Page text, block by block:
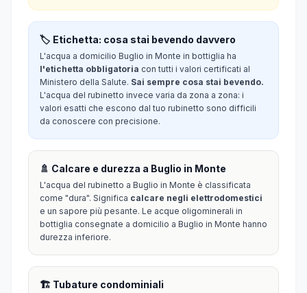
🏷️ Etichetta: cosa stai bevendo davvero
L'acqua a domicilio Buglio in Monte in bottiglia ha
l'etichetta obbligatoria con tutti i valori certificati al
Ministero della Salute. Sai sempre cosa stai bevendo.
L'acqua del rubinetto invece varia da zona a zona: i
valori esatti che escono dal tuo rubinetto sono difficili
da conoscere con precisione.
🚿 Calcare e durezza a Buglio in Monte
L'acqua del rubinetto a Buglio in Monte è classificata
come "dura". Significa calcare negli elettrodomestici
e un sapore più pesante. Le acque oligominerali in
bottiglia consegnate a domicilio a Buglio in Monte hanno
durezza inferiore.
🏗️ Tubature condominiali